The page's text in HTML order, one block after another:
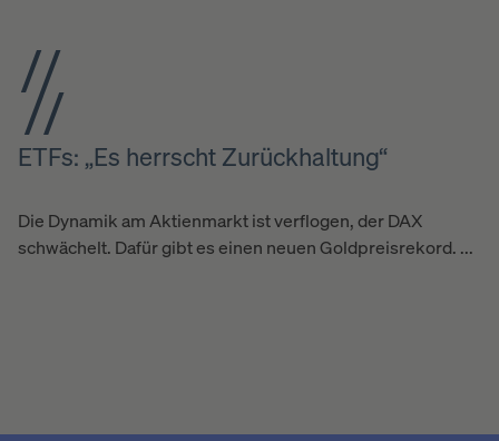
ETFs: „Es herrscht Zurückhaltung“
Die Dynamik am Aktienmarkt ist verflogen, der DAX
schwächelt. Dafür gibt es einen neuen Goldpreisrekord. ...